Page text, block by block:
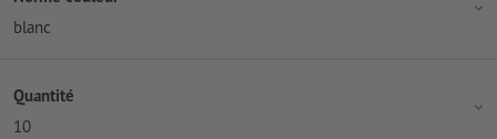
blanc
Quantité
10